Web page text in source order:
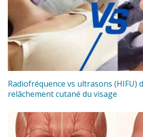
Radiofréquence vs ultrasons (HIFU)
relâchement cutané du visage